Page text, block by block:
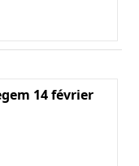
14 février